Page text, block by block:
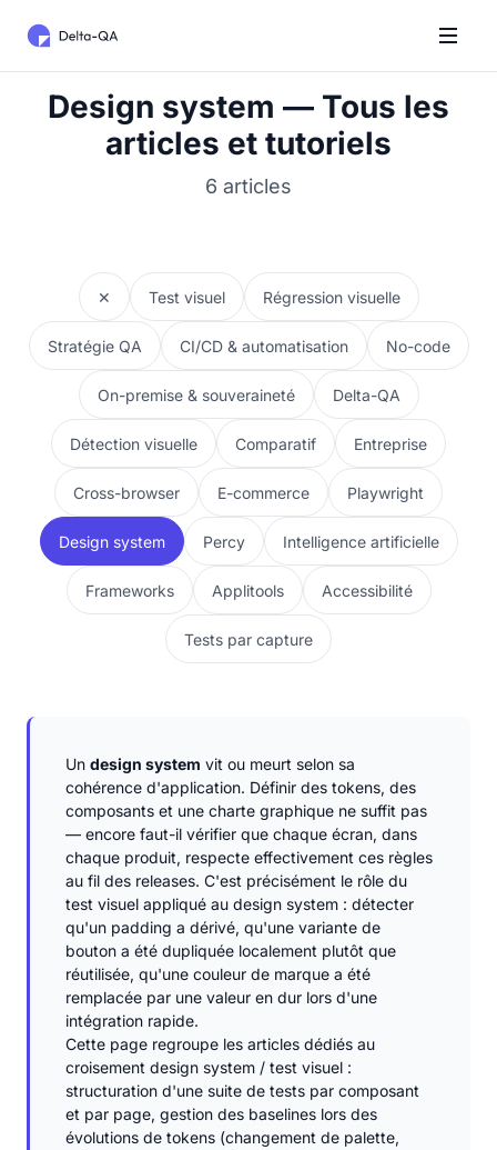
Design system — Tous les
articles et tutoriels
6 articles
✕ Test visuel Régression visuelle
Stratégie QA CI/CD & automatisation No-code
On-premise & souveraineté Delta-QA
Détection visuelle Comparatif Entreprise
Cross-browser E-commerce Playwright
Design system Percy Intelligence artificielle
Frameworks Applitools Accessibilité
Tests par capture
Un design system vit ou meurt selon sa
cohérence d'application. Définir des tokens, des
composants et une charte graphique ne suffit pas
— encore faut-il vérifier que chaque écran, dans
chaque produit, respecte effectivement ces règles
au fil des releases. C'est précisément le rôle du
test visuel appliqué au design system : détecter
qu'un padding a dérivé, qu'une variante de
bouton a été dupliquée localement plutôt que
réutilisée, qu'une couleur de marque a été
remplacée par une valeur en dur lors d'une
intégration rapide.
Cette page regroupe les articles dédiés au
croisement design system / test visuel :
structuration d'une suite de tests par composant
et par page, gestion des baselines lors des
évolutions de tokens (changement de palette,